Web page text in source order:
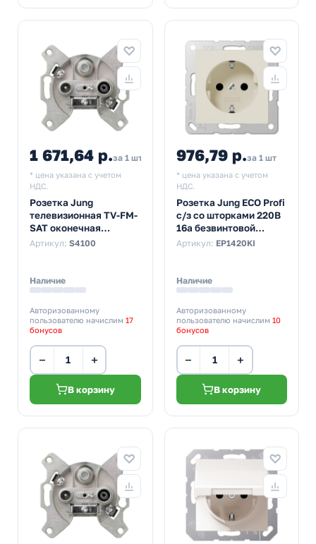
1 671,64 р.за 1 шт
* цена указана с учетом
НДС.
Розетка Jung
телевизионная TV-FM-
SAT оконечная
механизм
Артикул: S4100
Наличие
Авторизованному
пользователю начислим 17
бонусов
− +
В корзину
976,79 р.за 1 шт
* цена указана с учетом
НДС.
Розетка Jung ECO Profi
с/з со шторками 220В
16а безвинтовой
зажим Слоновая кость
Артикул: EP1420KI
Наличие
Авторизованному
пользователю начислим 10
бонусов
− +
В корзину